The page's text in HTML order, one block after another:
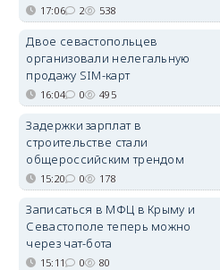
17:06 2 538
Двое севастопольцев
организовали нелегальную
продажу SIM-карт
16:04 0 495
Задержки зарплат в
строительстве стали
общероссийским трендом
15:20 0 178
Записаться в МФЦ в Крыму и
Севастополе теперь можно
через чат-бота
15:11 0 80